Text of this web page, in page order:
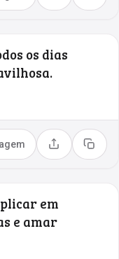
os dias
Compartilhar
Copiar
em
e amar